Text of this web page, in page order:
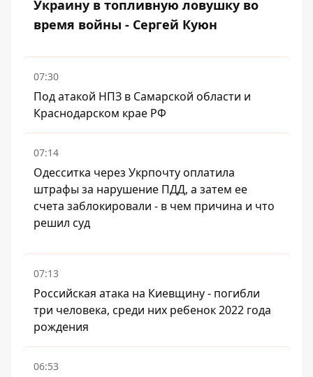
Украину в топливную ловушку во
время войны - Сергей Куюн
07:30
Под атакой НПЗ в Самарской области и
Краснодарском крае РФ
07:14
Одесситка через Укрпочту оплатила
штрафы за нарушение ПДД, а затем ее
счета заблокировали - в чем причина и что
решил суд
07:13
Российская атака на Киевщину - погибли
три человека, среди них ребенок 2022 года
рождения
06:53